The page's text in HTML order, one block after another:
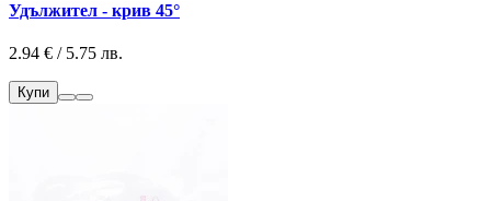
Удължител - крив 45°
2.94 € / 5.75 лв.
Купи